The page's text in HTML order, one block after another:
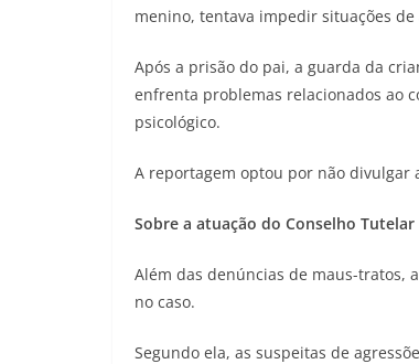
menino, tentava impedir situações
Após a prisão do pai, a guarda da
enfrenta problemas relacionados ao
psicológico.
A reportagem optou por não divulgar
Sobre a atuação do Conselho Tutelar
Além das denúncias de maus-tratos,
no caso.
Segundo ela, as suspeitas de